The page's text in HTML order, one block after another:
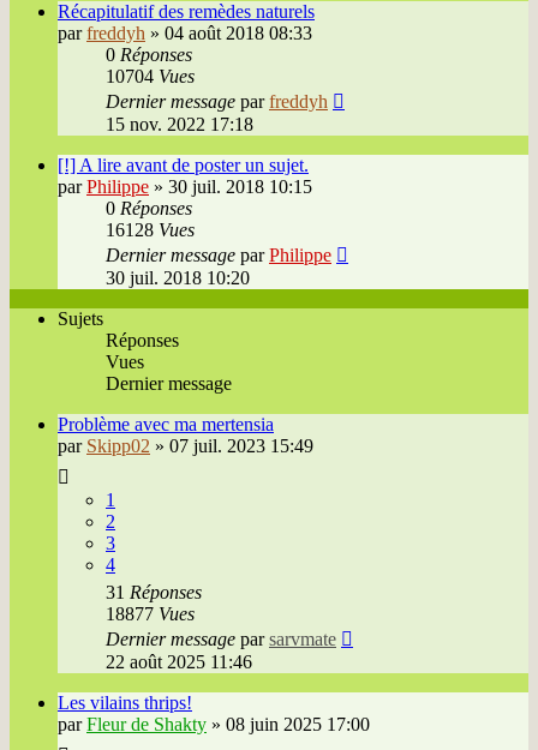
Récapitulatif des remèdes naturels
parfreddyh » 04 août 2018 08:33
0 Réponses
10704 Vues
Dernier message parfreddyh
15 nov. 2022 17:18
[!] A lire avant de poster un sujet.
parPhilippe » 30 juil. 2018 10:15
0 Réponses
16128 Vues
Dernier message parPhilippe
30 juil. 2018 10:20
Sujets
Réponses
Vues
Dernier message
Problème avec ma mertensia
par Skipp02 » 07 juil. 2023 15:49
1
2
3
4
31 Réponses
18877 Vues
Dernier message parsarvmate
22 août 2025 11:46
Les vilains thrips!
parFleur de Shakty » 08 juin 2025 17:00